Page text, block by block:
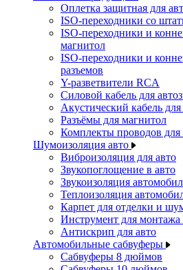
Оплетка защитная для
ISO-переходники со
ISO-переходники и
магнитол
ISO-переходники и
разъемов
Y-разветвители RCA
Силовой кабель для
Акустический кабель для
Разъёмы для магнитол
Комплекты проводов
Шумоизоляция авто
Виброизоляция для авто
Звукопоглощение в авто
Звукоизоляция
Теплоизоляция
Карпет для отделки и
Инструмент для
Антискрип для авто
Автомобильные сабвуферы
Сабвуферы 8 дюймов